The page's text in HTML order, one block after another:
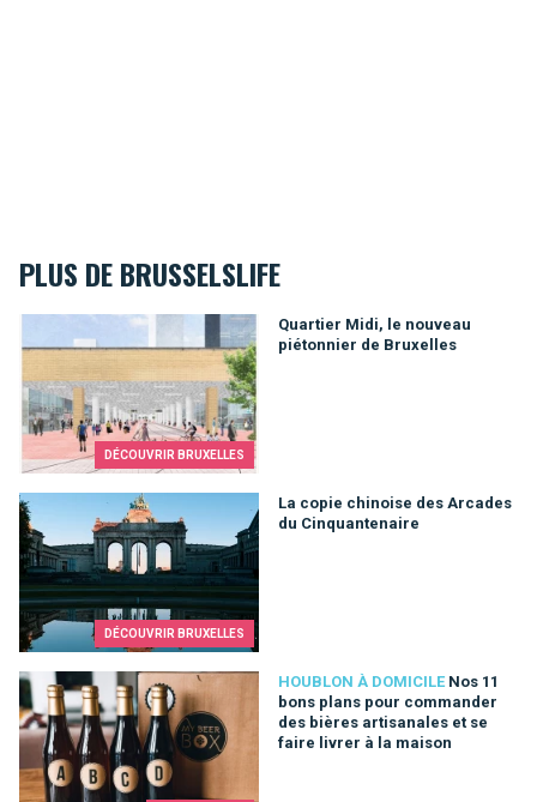
PLUS DE BRUSSELSLIFE
DÉCOUVRIR BRUXELLES
Quartier Midi, le nouveau
piétonnier de Bruxelles
Quartier Midi, le nouveau piétonnier de Bruxelles
DÉCOUVRIR BRUXELLES
La copie chinoise des Arcades
du Cinquantenaire
La copie chinoise des Arcades du Cinquantenaire
HOUBLON À DOMICILE Nos 11
bons plans pour commander
des bières artisanales et se
faire livrer à la maison
Nos 11 bons plans pour commander des bières artisanales